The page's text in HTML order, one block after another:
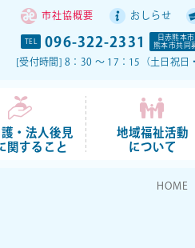
TEL 096-322-2331 日赤熊本
熊本市共同
[受付時間] 8：30 ～ 17：15（土日祝日
市社協概要 おしらせ
・法人後見
関すること
地域福祉活動
について
HOME